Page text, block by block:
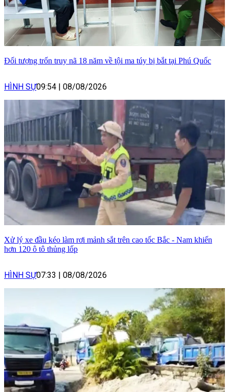
Đối tượng trốn truy nã 18 năm về tội ma túy bị bắt tại Phú Quốc
HÌNH SỰ09:54 | 08/08/2026
Xử lý xe đầu kéo làm rơi mảnh sắt trên cao tốc Bắc - Nam khiến
hơn 120 ô tô thủng lốp
HÌNH SỰ07:33 08/08/2026